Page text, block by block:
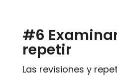
#6
repetir
Las revisiones y